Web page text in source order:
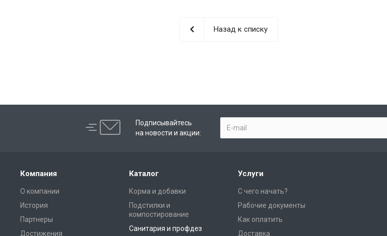
Назад к списку
Подписывайтесь
на новости и акции:
Компания
О компании
История
Партнеры
Достижения
Каталог
Корма и добавки
Подстилки и
компостирование
Санитария и профдез
Услуги
С чего начать?
Рабочие документы
Как оплатить
Доставка